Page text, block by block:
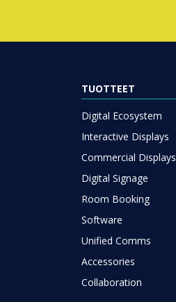
TUOTTEET
Digital Ecosystem
Interactive Displays
Commercial Displays
Digital Signage
Room Booking
Software
Unified Comms
Accessories
Collaboration